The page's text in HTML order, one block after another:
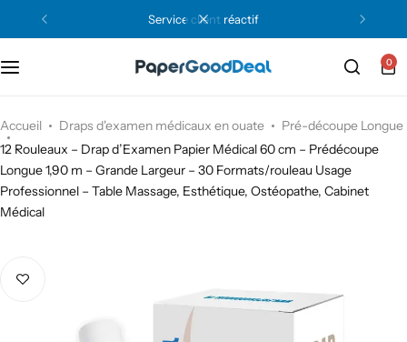
service client réactif
0
Accueil Draps d'examen médicaux en ouate
Pré-découpe Longue
12 Rouleaux – Drap d’Examen Papier Médical 60 cm – Prédécoupe
Longue 1,90 m – Grande Largeur – 30 Formats/rouleau Usage
Professionnel – Table Massage, Esthétique, Ostéopathe, Cabinet
Médical